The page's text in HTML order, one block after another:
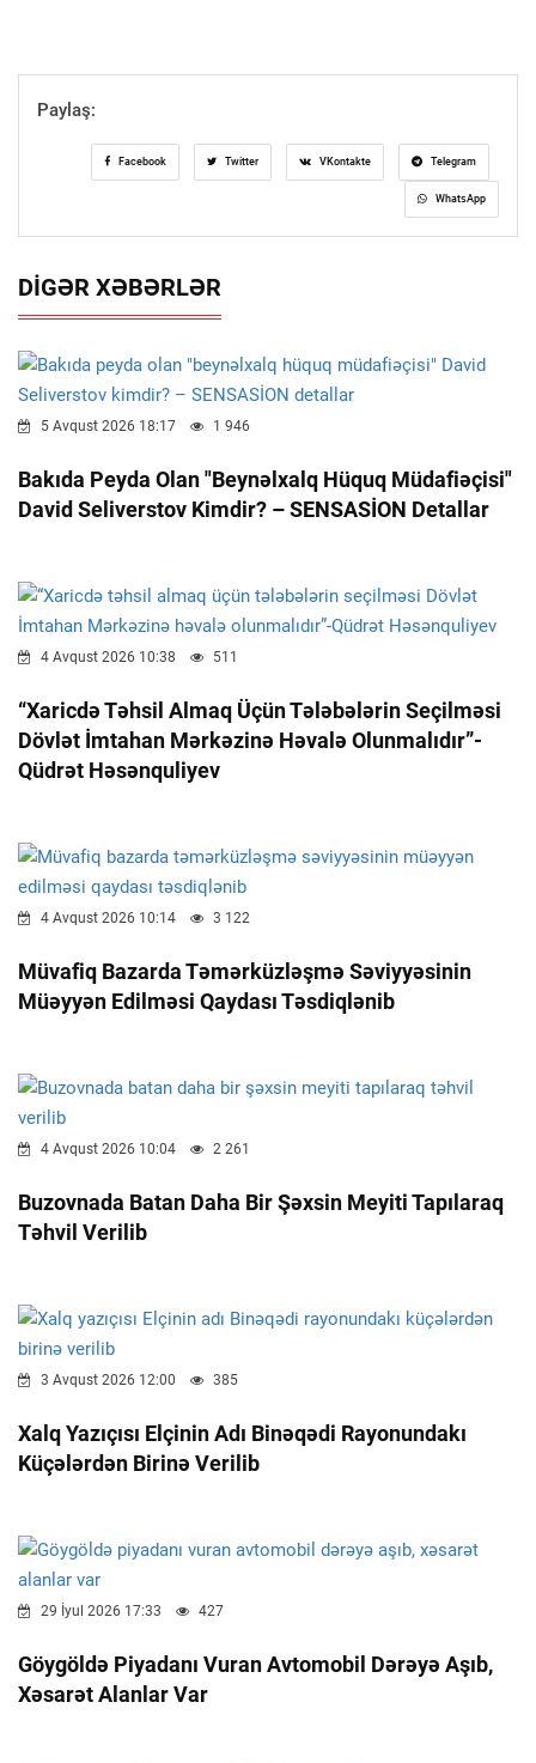
Paylaş:
Facebook Twitter VKontakte Telegram
WhatsApp
DIGƏR XƏBƏRLƏR
5 Avqust 2026 18:17 1 946
Bakıda Peyda Olan "beynəlxalq Hüquq Müdafiəçisi"
David Seliverstov Kimdir? – SENSASİON Detallar
4 Avqust 2026 10:38 511
“Xaricdə Təhsil Almaq Üçün Tələbələrin Seçilməsi
Dövlət İmtahan Mərkəzinə Həvalə Olunmalıdır”-
Qüdrət Həsənquliyev
4 Avqust 2026 10:14 3 122
Müvafiq Bazarda Təmərküzləşmə Səviyyəsinin
Müəyyən Edilməsi Qaydası Təsdiqlənib
4 Avqust 2026 10:04 2 261
Buzovnada Batan Daha Bir Şəxsin Meyiti Tapılaraq
Təhvil Verilib
3 Avqust 2026 12:00 385
Xalq Yazıçısı Elçinin Adı Binəqədi Rayonundakı
Küçələrdən Birinə Verilib
29 İyul 2026 17:33 427
Göygöldə Piyadanı Vuran Avtomobil Dərəyə Aşıb,
Xəsarət Alanlar Var